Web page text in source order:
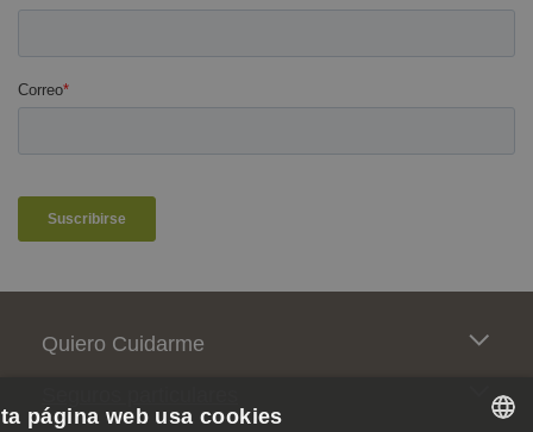
Pie de página
Quiero Cuidarme
página web usa cookies